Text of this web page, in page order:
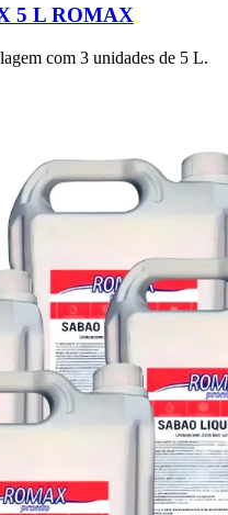
5 L ROMAX
com 3 unidades de 5 L.